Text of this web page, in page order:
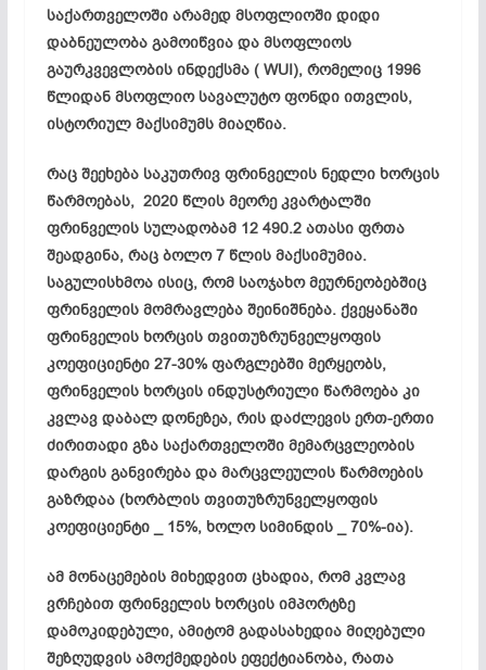
საქართველოში არამედ მსოფლიოში დიდი
დაბნეულობა გამოიწვია და მსოფლიოს
გაურკვევლობის ინდექსმა ( WUI), რომელიც 1996
წლიდან მსოფლიო სავალუტო ფონდი ითვლის,
ისტორიულ მაქსიმუმს მიაღწია.
რაც შეეხება საკუთრივ ფრინველის ნედლი ხორცის
წარმოებას, 2020 წლის მეორე კვარტალში
ფრინველის სულადობამ 12 490.2 ათასი ფრთა
შეადგინა, რაც ბოლო 7 წლის მაქსიმუმია.
საგულისხმოა ისიც, რომ საოჯახო მეურნეობებშიც
ფრინველის მომრავლება შეინიშნება. ქვეყანაში
ფრინველის ხორცის თვითუზრუნველყოფის
კოეფიციენტი 27-30% ფარგლებში მერყეობს,
ფრინველის ხორცის ინდუსტრიული წარმოება კი
კვლავ დაბალ დონეზეა, რის დაძლევის ერთ-ერთი
ძირითადი გზა საქართველოში მემარცვლეობის
დარგის განვირება და მარცვლეულის წარმოების
გაზრდაა (ხორბლის თვითუზრუნველყოფის
კოეფიციენტი _ 15%, ხოლო სიმინდის _ 70%-ია).
ამ მონაცემების მიხედვით ცხადია, რომ კვლავ
ვრჩებით ფრინველის ხორცის იმპორტზე
დამოკიდებული, ამიტომ გადასახედია მიღებული
შეზღუდვის ამოქმედების ეფექტიანობა, რათა